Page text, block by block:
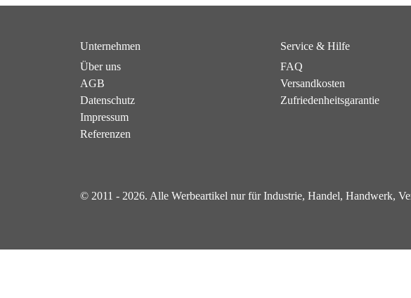
Unternehmen
Über uns
AGB
Datenschutz
Impressum
Referenzen
Service & Hilfe
FAQ
Versandkosten
Zufriedenheitsgarantie
© 2011 - 2026. Alle Werbeartikel nur für Industrie, Handel, Handwerk,